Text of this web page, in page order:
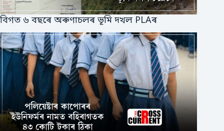
বিগত ৬ বছৰে অৰুণাচলৰ ভূমি দখল PLAৰ